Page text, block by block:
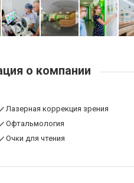
о компании
Лазерная коррекция зрения
Офтальмология
Очки для чтения